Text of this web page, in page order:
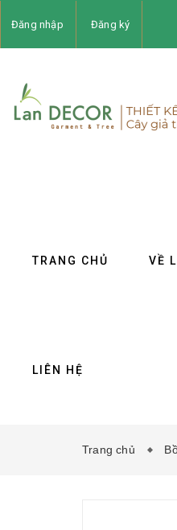
Đăng nhập Đăng ký
TRANG CHỦ VỀ
LIÊN HỆ
Trang chủ